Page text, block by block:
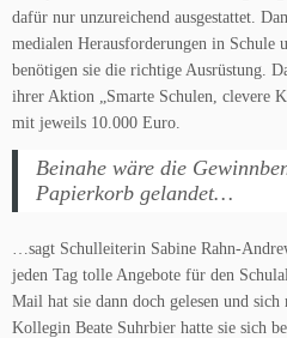
dafür nur unzureichend ausgestattet.
medialen Herausforderungen in Schule
benötigen sie die richtige Ausrüstung.
ihrer Aktion „Smarte Schulen, clevere
mit jeweils 10.000 Euro.
Beinahe wäre die
Papierkorb gelandet…
…sagt Schulleiterin Sabine Rahn-
jeden Tag tolle Angebote für den
Mail hat sie dann doch gelesen und
Kollegin Beate Suhrbier hatte sie sich